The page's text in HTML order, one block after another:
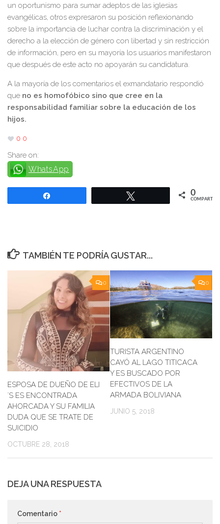
un oportunismo para sumar adeptos de las iglesias
evangélicas, otros expresaron su posición reflexionando
sobre la importancia de luchar contra la discriminación y el
derecho a la elección de género con libertad y sin restricción
de información, pero en su mayoría los usuarios manifestaron
que después de este acto no apoyarán su candidatura.
A la mayoría de los comentarios el exmandatario respondió
que no es homofóbico sino que cree en la
responsabilidad familiar sobre la educación de los
hijos.
0 0
Share on:
WhatsApp
0
COMPARTIR
TAMBIÉN TE PODRÍA GUSTAR...
0
ESPOSA DE DUEÑO DE ELI
´S ES ENCONTRADA
AHORCADA Y SU FAMILIA
DUDA QUE SE TRATE DE
SUICIDIO
OCTUBRE 28, 2018
0
TURISTA ARGENTINO
CAYÓ AL LAGO TITICACA
Y ES BUSCADO POR
EFECTIVOS DE LA
ARMADA BOLIVIANA
JUNIO 5, 2018
DEJA UNA RESPUESTA
Comentario *